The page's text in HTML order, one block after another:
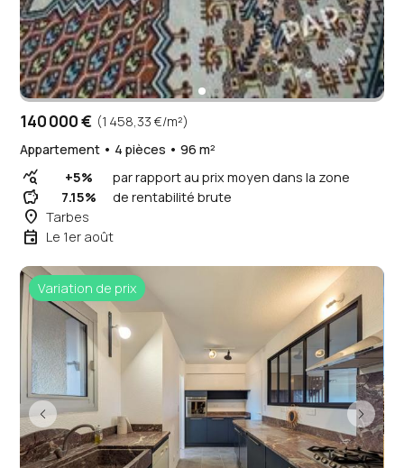
140 000 € (1 458,33 €/m²)
Appartement • 4 pièces • 96 m²
query_stats +5% par rapport au prix moyen dans la zone
savings 7.15% de rentabilité brute
place Tarbes
event Le 1er août
Variation de prix